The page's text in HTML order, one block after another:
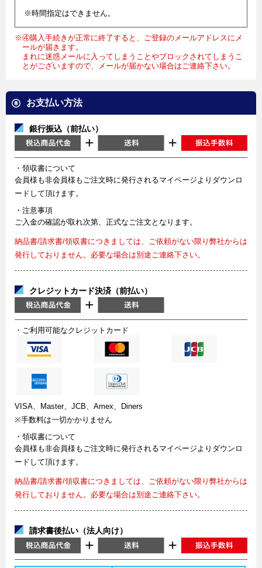
※時間指定はできません。
※④購入手続きが正常に終了すると、ご登録のメールアドレスにメ
ールが届きます。
まれに迷惑メールに入ってしまうことやブロックされてしまうこ
とがございますので、メールが届かない場合はご連絡下さい。
お支払い方法
銀行振込（前払い）
・領収書について
会員様も非会員様もご注文時に発行されるマイページよりダウンロ
ードして頂けます。
・注意事項
ご入金の確認が取れ次第、正式なご注文となります。
納品書/請求書/領収書につきましては、ご依頼がない限り弊社からは
発行しておりません。必要な場合は別途ご連絡下さい。
クレジットカード決済（前払い）
・ご利用可能なクレジットカード
VISA、Master、JCB、Amex、Diners
※手数料は一切かかりません
・領収書について
会員様も非会員様もご注文時に発行されるマイページよりダウンロ
ードして頂けます。
納品書/請求書/領収書につきましては、ご依頼がない限り弊社からは
発行しておりません。必要な場合は別途ご連絡下さい。
請求書後払い（法人向け）